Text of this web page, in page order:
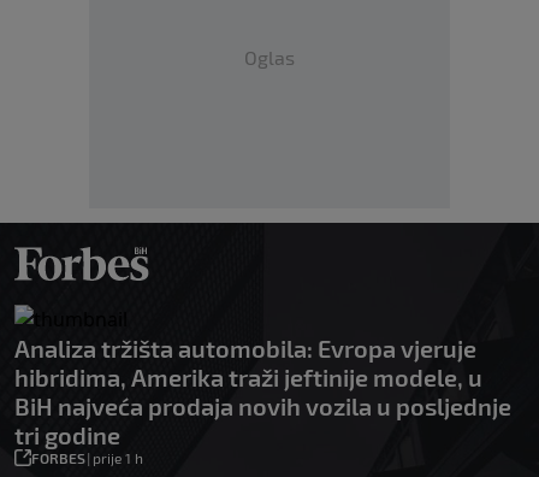
Oglas
Analiza tržišta automobila: Evropa vjeruje
hibridima, Amerika traži jeftinije modele, u
BiH najveća prodaja novih vozila u posljednje
tri godine
FORBES| prije 1 h